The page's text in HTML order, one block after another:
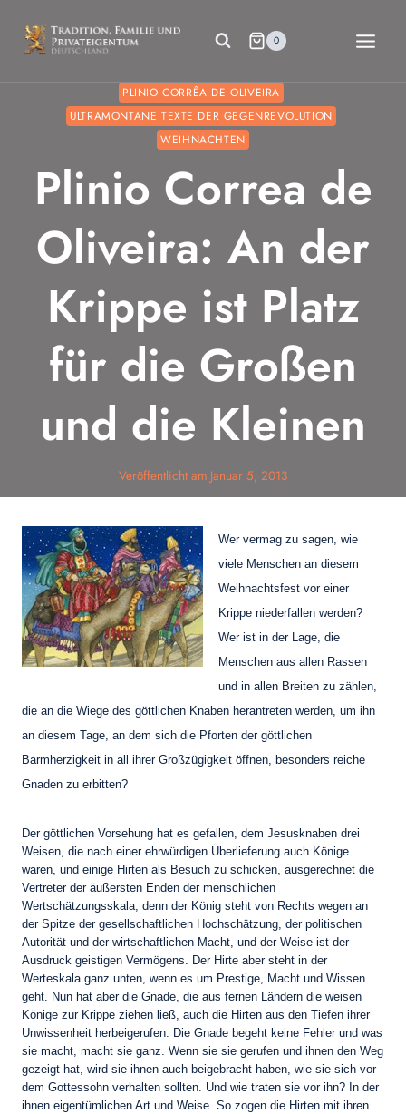
Inhalt
springen
0
PLINIO CORRÊA DE OLIVEIRA
ULTRAMONTANE TEXTE DER GEGENREVOLUTION
WEIHNACHTEN
Plinio Correa de
Oliveira: An der
Krippe ist Platz
für die Großen
und die Kleinen
Veröffentlicht am Januar 5, 2013
Wer vermag zu sagen, wie
viele Menschen an diesem
Weihnachtsfest vor einer
Krippe niederfallen werden?
Wer ist in der Lage, die
Menschen aus allen Rassen
und in allen Breiten zu zählen,
die an die Wiege des göttlichen Knaben herantreten werden, um ihn
an diesem Tage, an dem sich die Pforten der göttlichen
Barmherzigkeit in all ihrer Großzügigkeit öffnen, besonders reiche
Gnaden zu erbitten?
Der göttlichen Vorsehung hat es gefallen, dem Jesusknaben drei
Weisen, die nach einer ehrwürdigen Überlieferung auch Könige
waren, und einige Hirten als Besuch zu schicken, ausgerechnet die
Vertreter der äußersten Enden der menschlichen
Wertschätzungsskala, denn der König steht von Rechts wegen an
der Spitze der gesellschaftlichen Hochschätzung, der politischen
Autorität und der wirtschaftlichen Macht, und der Weise ist der
Ausdruck geistigen Vermögens. Der Hirte aber steht in der
Werteskala ganz unten, wenn es um Prestige, Macht und Wissen
geht. Nun hat aber die Gnade, die aus fernen Ländern die weisen
Könige zur Krippe ziehen ließ, auch die Hirten aus den Tiefen ihrer
Unwissenheit herbeigerufen. Die Gnade begeht keine Fehler und was
sie macht, macht sie ganz. Wenn sie sie gerufen und ihnen den Weg
gezeigt hat, wird sie ihnen auch beigebracht haben, wie sie sich vor
dem Gottessohn verhalten sollten. Und wie traten sie vor ihn? In der
ihnen eigentümlichen Art und Weise. So zogen die Hirten mit ihren